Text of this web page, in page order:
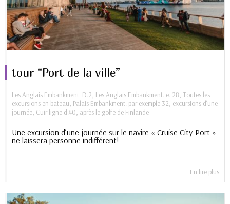
tour “Port de la ville”
Les Anglais Embankment. D.2 Les Anglais Embankment. e. 28 Toutes les
excursions en bateau Palais Embankment. par exemple 32 excursions d'une
journée Cuir ligne d.40 après le golfe de Finlande
Une excursion d’une journée sur le navire « Cruise City-Port »
ne laissera personne indifférent!
En lire plus